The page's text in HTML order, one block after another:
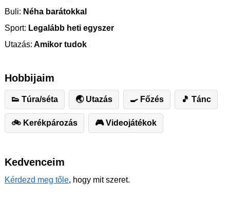
Buli: Néha barátokkal
Sport: Legalább heti egyszer
Utazás: Amikor tudok
Hobbijaim
👟 Túra/séta 🌏 Utazás 🍳 Főzés 🎵 Tánc
🚲 Kerékpározás 🎮 Videojátékok
Kedvenceim
Kérdezd meg tőle, hogy mit szeret.